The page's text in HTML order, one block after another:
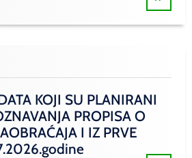
KOJI SU PLANIRANI
PROPISA O
I IZ PRVE